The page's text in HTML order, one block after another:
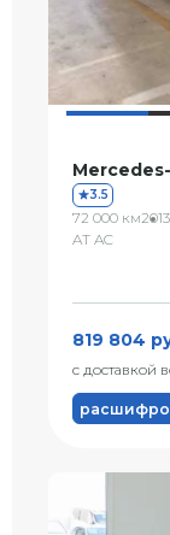
3.5
72 000 км
AT AC
819 804
с доставкой